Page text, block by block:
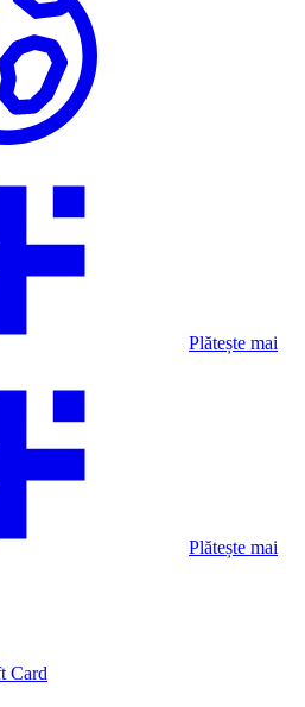
Plătește mai
Plătește mai
Card